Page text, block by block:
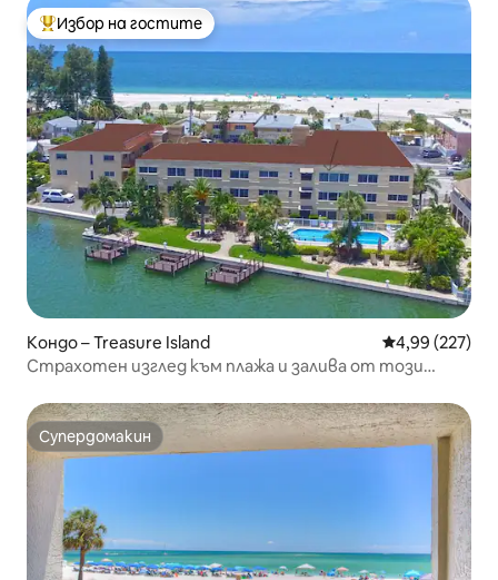
Най-популярен избор на гостите
Избор на гостите
Кондо – Treasure Island Средна
4,99 (227)
Страхотен изглед към плажа и залива от този
Супердомакин
Супердомакин